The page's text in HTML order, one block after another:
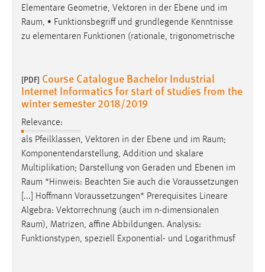
Elementare Geometrie, Vektoren in der Ebene und im
Raum, • Funktionsbegriff und grundlegende Kenntnisse
zu elementaren Funktionen (rationale, trigonometrische
[PDF] Course Catalogue Bachelor Industrial
Internet Informatics for start of studies from the
winter semester 2018/2019
Relevance:
als Pfeilklassen, Vektoren in der Ebene und im Raum;
Komponentendarstellung, Addition und skalare
Multiplikation; Darstellung von Geraden und Ebenen im
Raum *Hinweis: Beachten Sie auch die Voraussetzungen
[...] Hoffmann Voraussetzungen* Prerequisites Lineare
Algebra: Vektorrechnung (auch im n-dimensionalen
Raum), Matrizen, affine Abbildungen. Analysis:
Funktionstypen, speziell Exponential- und Logarithmusf